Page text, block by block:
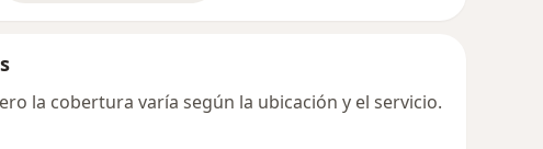
la cobertura varía según la ubicación y el servicio.